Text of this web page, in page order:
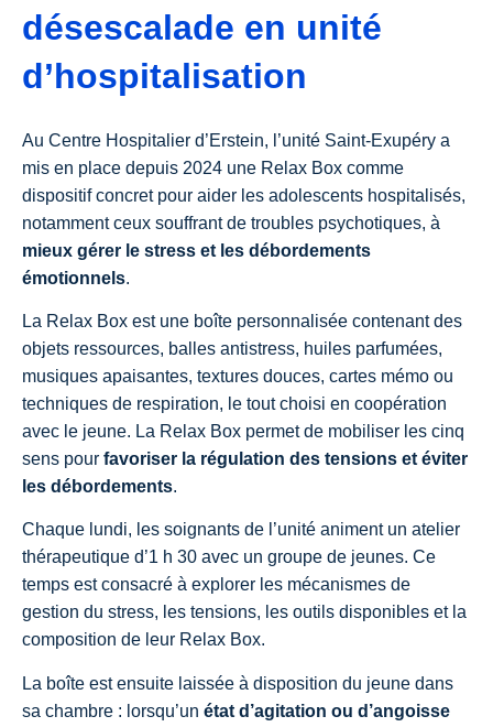
désescalade en unité
d’hospitalisation
Au Centre Hospitalier d’Erstein, l’unité Saint-Exupéry a
mis en place depuis 2024 une Relax Box comme
dispositif concret pour aider les adolescents hospitalisés,
notamment ceux souffrant de troubles psychotiques, à
mieux gérer le stress et les débordements
émotionnels.
La Relax Box est une boîte personnalisée contenant des
objets ressources, balles antistress, huiles parfumées,
musiques apaisantes, textures douces, cartes mémo ou
techniques de respiration, le tout choisi en coopération
avec le jeune. La Relax Box permet de mobiliser les cinq
sens pour favoriser la régulation des tensions et éviter
les débordements.
Chaque lundi, les soignants de l’unité animent un atelier
thérapeutique d’1 h 30 avec un groupe de jeunes. Ce
temps est consacré à explorer les mécanismes de
gestion du stress, les tensions, les outils disponibles et la
composition de leur Relax Box.
La boîte est ensuite laissée à disposition du jeune dans
sa chambre : lorsqu’un état d’agitation ou d’angoisse